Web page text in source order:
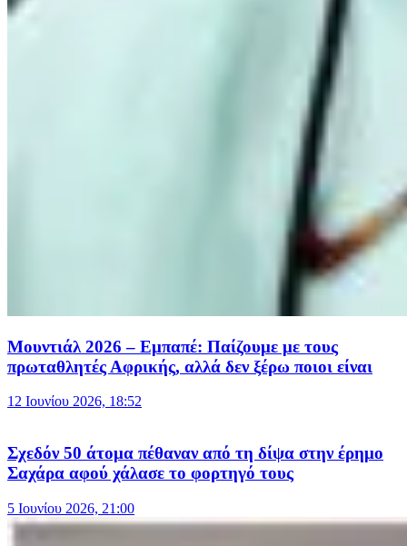
Μουντιάλ 2026 – Εμπαπέ: Παίζουμε με τους
πρωταθλητές Αφρικής, αλλά δεν ξέρω ποιοι είναι
12 Ιουνίου 2026, 18:52
Σχεδόν 50 άτομα πέθαναν από τη δίψα στην έρημο
Σαχάρα αφού χάλασε το φορτηγό τους
5 Ιουνίου 2026, 21:00